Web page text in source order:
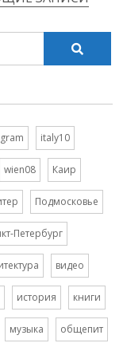
italy10
wien08 Каир
Подмосковье
Петербург
видео
история книги
музыка общепит